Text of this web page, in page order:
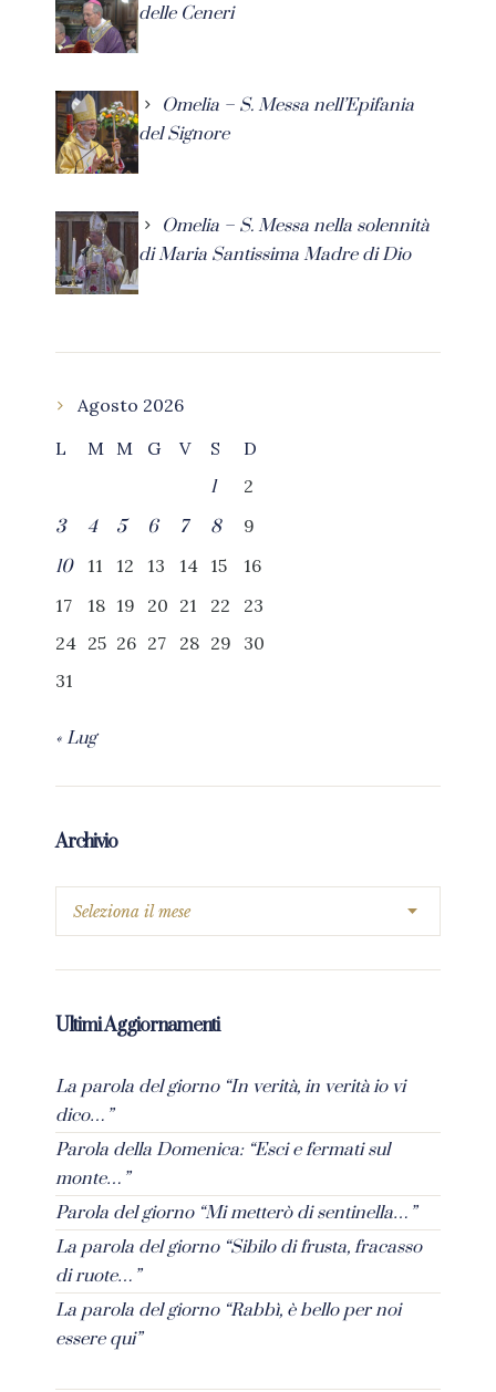
delle Ceneri
Omelia – S. Messa nell’Epifania
del Signore
Omelia – S. Messa nella solennità
di Maria Santissima Madre di Dio
Agosto 2026
L
M M G V S
D
1
2
3
4 5 6 7 8
9
10
11 12 13 14 15
16
17
18 19 20 21 22
23
24 25 26 27 28 29
30
31
« Lug
Archivio
Ultimi Aggiornamenti
La parola del giorno “In verità, in verità io vi
dico…”
Parola della Domenica: “Esci e fermati sul
monte…”
Parola del giorno “Mi metterò di sentinella…”
La parola del giorno “Sibilo di frusta, fracasso
di ruote…”
La parola del giorno “Rabbì, è bello per noi
essere qui”